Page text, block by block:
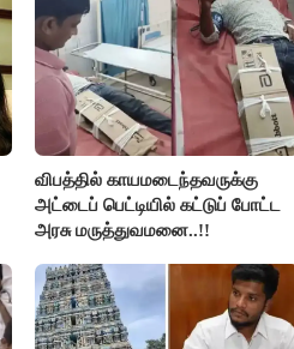
விபத்தில் காயமடைந்தவருக்கு
அட்டைப் பெட்டியில் கட்டுப் போட்ட
அரசு மருத்துவமனை..!!